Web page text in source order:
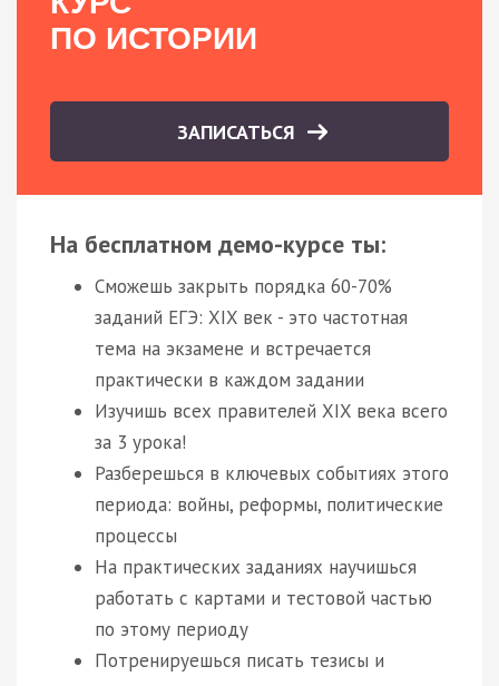
ПО ИСТОРИИ
ЗАПИСАТЬСЯ
На бесплатном демо-курсе ты:
Сможешь закрыть порядка 60-70%
заданий ЕГЭ: XIX век - это частотная
тема на экзамене и встречается
практически в каждом задании
Изучишь всех правителей XIX века всего
за 3 урока!
Разберешься в ключевых событиях этого
периода: войны, реформы, политические
процессы
На практических заданиях научишься
работать с картами и тестовой частью
по этому периоду
Потренируешься писать тезисы и